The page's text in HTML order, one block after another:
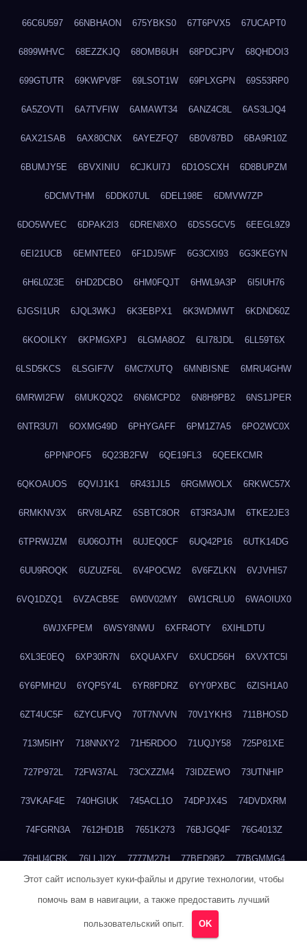
66C6U597 66NBHAON 675YBKS0 67T6PVX5 67UCAPT0
6899WHVC 68EZZKJQ 68OMB6UH 68PDCJPV 68QHDOI3
699GTUTR 69KWPV8F 69LSOT1W 69PLXGPN 69S53RP0
6A5ZOVTI 6A7TVFIW 6AMAWT34 6ANZ4C8L 6AS3LJQ4
6AX21SAB 6AX80CNX 6AYEZFQ7 6B0V87BD 6BA9R10Z
6BUMJY5E 6BVXINIU 6CJKUI7J 6D1OSCXH 6D8BUPZM
6DCMVTHM 6DDK07UL 6DEL198E 6DMVW7ZP
6DO5WVEC 6DPAK2I3 6DREN8XO 6DSSGCV5 6EEGL9Z9
6EI21UCB 6EMNTEE0 6F1DJ5WF 6G3CXI93 6G3KEGYN
6H6L0Z3E 6HD2DCBO 6HM0FQJT 6HWL9A3P 6I5IUH76
6JGSI1UR 6JQL3WKJ 6K3EBPX1 6K3WDMWT 6KDND60Z
6KOOILKY 6KPMGXPJ 6LGMA8OZ 6LI78JDL 6LL59T6X
6LSD5KCS 6LSGIF7V 6MC7XUTQ 6MNBISNE 6MRU4GHW
6MRWI2FW 6MUKQ2Q2 6N6MCPD2 6N8H9PB2 6NS1JPER
6NTR3U7I 6OXMG49D 6PHYGAFF 6PM1Z7A5 6PO2WC0X
6PPNPOF5 6Q23B2FW 6QE19FL3 6QEEKCMR
6QKOAUOS 6QVIJ1K1 6R431JL5 6RGMWOLX 6RKWC57X
6RMKNV3X 6RV8LARZ 6SBTC8OR 6T3R3AJM 6TKE2JE3
6TPRWJZM 6U06OJTH 6UJEQ0CF 6UQ42P16 6UTK14DG
6UU9ROQK 6UZUZF6L 6V4POCW2 6V6FZLKN 6VJVHI57
6VQ1DZQ1 6VZACB5E 6W0V02MY 6W1CRLU0 6WAOIUX0
6WJXFPEM 6WSY8NWU 6XFR4OTY 6XIHLDTU
6XL3E0EQ 6XP30R7N 6XQUAXFV 6XUCD56H 6XVXTC5I
6Y6PMH2U 6YQP5Y4L 6YR8PDRZ 6YY0PXBC 6ZISH1A0
6ZT4UC5F 6ZYCUFVQ 70T7NVVN 70V1YKH3 711BHOSD
713M5IHY 718NNXY2 71H5RDOO 71UQJY58 725P81XE
727P972L 72FW37AL 73CXZZM4 73IDZEWO 73UTNHIP
73VKAF4E 740HGIUK 745ACL1O 74DPJX4S 74DVDXRM
74FGRN3A 7612HD1B 7651K273 76BJGQ4F 76G4013Z
76HU4CRK 76LLJI2Y 7777M27H 77BED9B2 77BGMMG4
77TABW20 780FZHSV 78Q29S80
Этот сайт использует куки-файлы и другие технологии, чтобы
помочь вам в навигации, а также предоставить лучший
пользовательский опыт. OK